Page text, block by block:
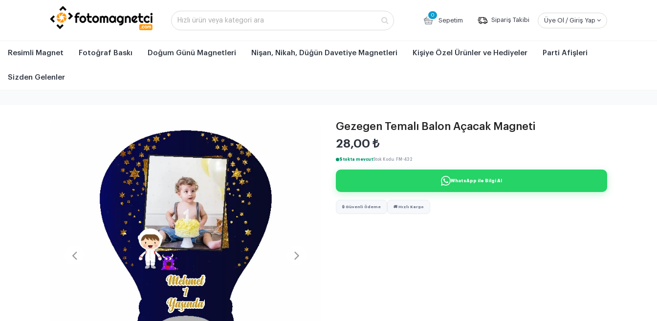
Sepetim
0
Sipariş Takibi Üye Ol / Giriş Yap
Resimli Magnet Fotoğraf Baskı Doğum Günü Magnetleri Nişan, Nikah, Düğün Davetiye Magnetleri Kişiye Özel Ürünler ve Hediyeler Parti Afişleri
Sizden Gelenler
Gezegen Temalı Balon Açacak Magneti
28,00 ₺
Stokta mevcutStok Kodu: FM-432
WhatsApp ile Bilgi Al
🔒 Güvenli Ödeme 🚚 Hızlı Kargo